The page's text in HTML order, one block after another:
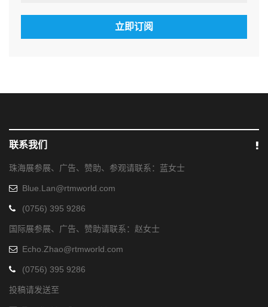
立即订阅
联系我们
珠海展参展、广告、赞助、参观请联系：蓝女士
Blue.Lan@rtmworld.com
(0756) 395 9286
国际展参展、广告、赞助请联系：赵女士
Echo.Zhao@rtmworld.com
(0756) 395 9286
投稿请发送至